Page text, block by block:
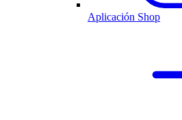
Aplicación Shop